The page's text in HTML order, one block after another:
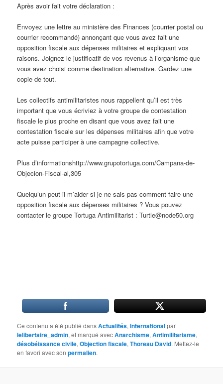
Après avoir fait votre déclaration :
Envoyez une lettre au ministère des Finances (courrier postal ou
courrier recommandé) annonçant que vous avez fait une
opposition fiscale aux dépenses militaires et expliquant vos
raisons. Joignez le justificatif de vos revenus à l’organisme que
vous avez choisi comme destination alternative. Gardez une
copie de tout.
Les collectifs antimilitaristes nous rappellent qu’il est très
important que vous écriviez à votre groupe de contestation
fiscale le plus proche en disant que vous avez fait une
contestation fiscale sur les dépenses militaires afin que votre
acte puisse participer à une campagne collective.
Plus d’informationshttp://www.grupotortuga.com/Campana-de-
Objecion-Fiscal-al,305
Quelqu’un peut-il m’aider si je ne sais pas comment faire une
opposition fiscale aux dépenses militaires ? Vous pouvez
contacter le groupe Tortuga Antimilitarist : Turtle@node50.org
Ce contenu a été publié dansActualités,Internationalpar
lelibertaire_admin, et marqué avecAnarchisme,Antimilitarisme,
désobéissance civile,Objection fiscale,Thoreau David. Mettez-le
en favori avec sonpermalien.